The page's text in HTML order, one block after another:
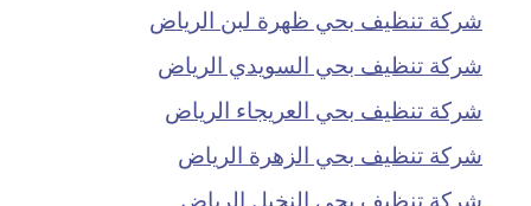
شركة تنظيف بحي ظهرة لبن الرياض
شركة تنظيف بحي السويدي الرياض
شركة تنظيف بحي العريجاء الرياض
شركة تنظيف بحي الزهرة الرياض
شركة تنظيف بحي النخيل الرياض